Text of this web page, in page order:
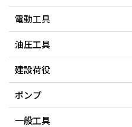
電動工具
油圧工具
建設荷役
ポンプ
一般工具